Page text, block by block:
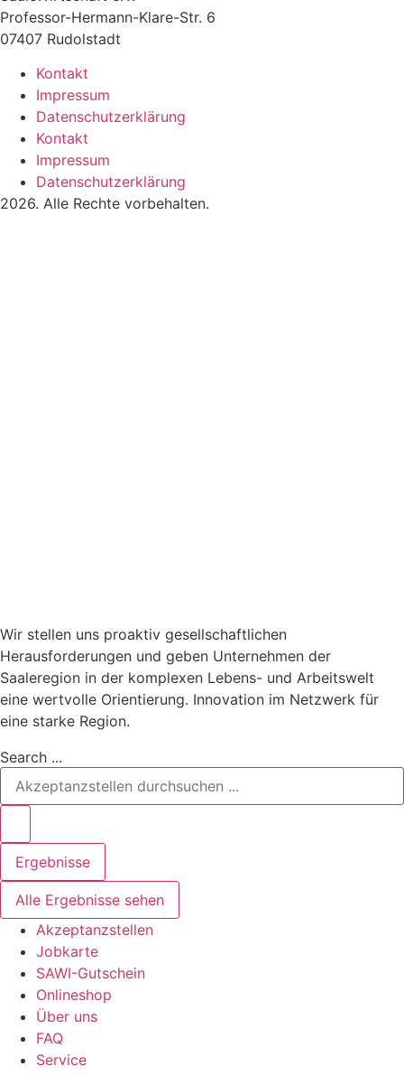
Professor-Hermann-Klare-Str. 6
07407 Rudolstadt
Kontakt
Impressum
Datenschutzerklärung
Kontakt
Impressum
Datenschutzerklärung
2026. Alle Rechte vorbehalten.
Wir stellen uns proaktiv gesellschaftlichen
Herausforderungen und geben Unternehmen der
Saaleregion in der komplexen Lebens- und Arbeitswelt
eine wertvolle Orientierung. Innovation im Netzwerk für
eine starke Region.
Search ...
Ergebnisse
Alle Ergebnisse sehen
Akzeptanzstellen
Jobkarte
SAWI-Gutschein
Onlineshop
Über uns
FAQ
Service